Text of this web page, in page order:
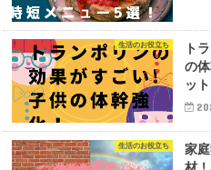
生活のお役立ち
ト
の
ッ
生活のお役立ち
家